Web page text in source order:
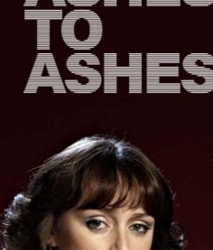
Vertrauen in die Crew
gezwungen sein Misstrauen
und den Weg zur Insel
die armen Frauen der
kommen vor Sorge fast ums
Hawkins' Mutter (Shirley